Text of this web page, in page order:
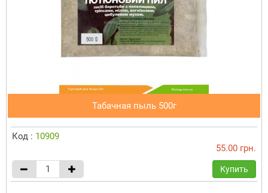
Табачная пыль 500г
Код : 10909
55.00 грн.
Купить